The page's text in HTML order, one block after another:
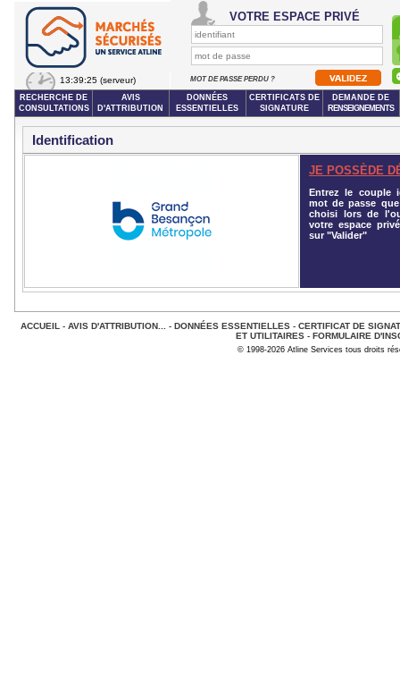
13:39:25 (serveur)
VOTRE ESPACE PRIVÉ
MOT DE PASSE PERDU ?
RECHERCHE DE
CONSULTATIONS
AVIS
D'ATTRIBUTION
DONNÉES
ESSENTIELLES
CERTIFICATS DE
SIGNATURE
DEMANDE DE
RENSEIGNEMENTS
Identification
JE POSSÈDE
Entrez le couple
mot de passe
choisi lors de
votre espace
sur "Valider"
ACCUEIL - AVIS D'ATTRIBUTION... - DONNÉES ESSENTIELLES- CERTIFICAT DE
ET UTILITAIRES - FORMULAIRE
© 1998-2026 Atline Services tous droits